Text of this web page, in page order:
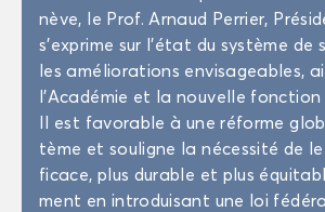
nève, le Prof. Ar­naud Per­rier,
s’ex­prime sur l’état du sys­tème de
les amé­lio­ra­tions en­vi­sa­geables,
l’Aca­dé­mie et la nou­velle fonc­tion
Il est fa­vo­rable à une ré­forme
tème et sou­ligne la né­ces­si­té de
fi­cace, plus du­rable et plus
ment en in­tro­dui­sant une loi